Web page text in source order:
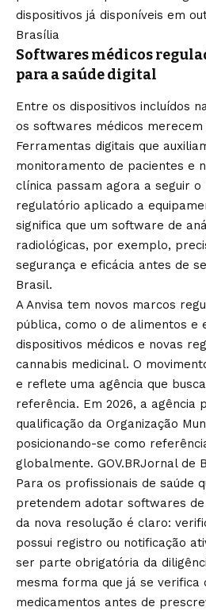
dispositivos já disponíveis em
Brasília
Softwares médicos
para a saúde digital
Entre os dispositivos incluídos
os softwares médicos
Ferramentas digitais que
monitoramento de pacientes e
clínica passam agora a seguir o
regulatório aplicado a
significa que um software de
radiológicas, por exemplo,
segurança e eficácia antes de
Brasil.
A Anvisa tem novos marcos
pública, como o de alimentos e
dispositivos médicos e novas
cannabis medicinal. O
e reflete uma agência que
referência. Em 2026, a agência
qualificação da Organização
posicionando-se como
globalmente. GOV.BRJornal de
Para os profissionais de saúde
pretendem adotar softwares
da nova resolução é claro:
possui registro ou notificação
ser parte obrigatória da
mesma forma que já se verifica
medicamentos antes de